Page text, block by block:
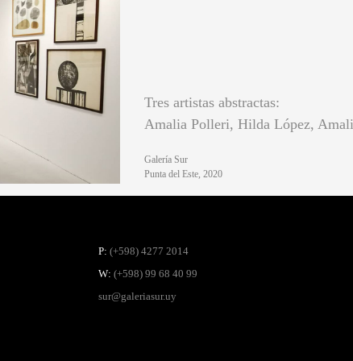
Tres artistas abstractas:
Amalia Polleri, Hilda López,
Galería Sur
Punta del Este, 2020
P: (+598) 4277 2014
W: (+598) 99 68 40 99
sur@galeriasur.uy